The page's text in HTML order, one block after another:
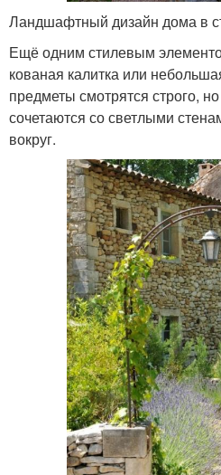
Ландшафтный дизайн дома в
Ещё одним стилевым
кованая калитка или
предметы смотрятся строго,
сочетаются со светлыми
вокруг.